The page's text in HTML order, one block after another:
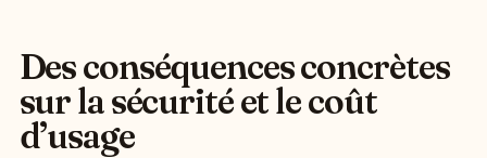
Des conséquences concrètes
sur la sécurité et le coût
d’usage